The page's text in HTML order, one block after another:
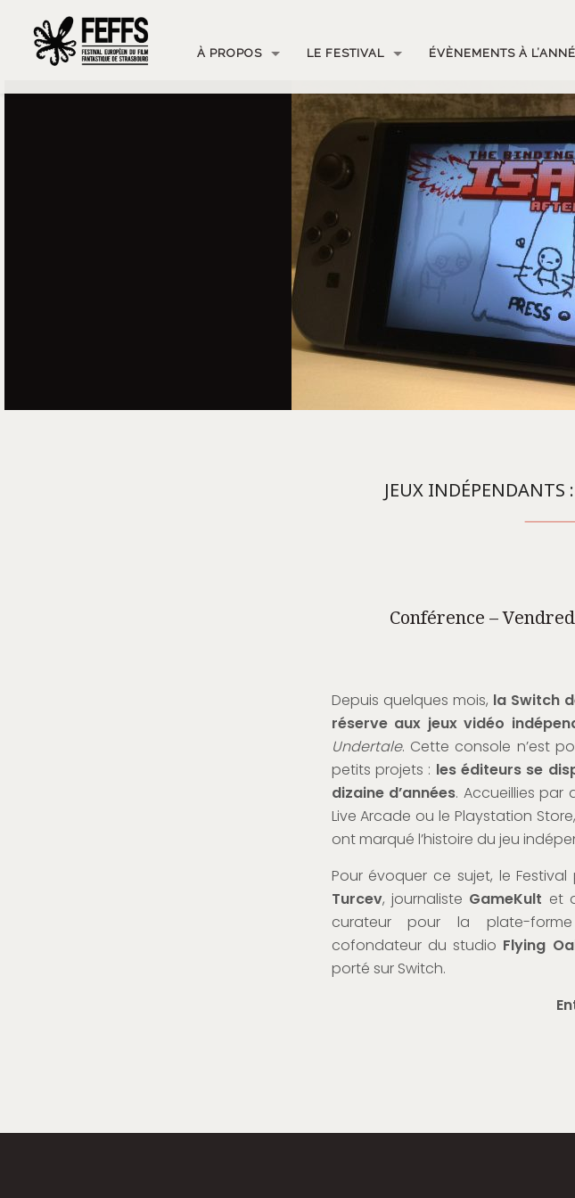
À PROPOS LE FESTIVAL ÉVÈNEMENTS À
JEUX INDÉPENDANTS
Conférence –
Depuis quelques mois, la Switch
réserve aux jeux vidéo
Undertale. Cette console n’est
petits projets : les éditeurs se
dizaine d’années. Accueillies par
Live Arcade ou le Playstation
ont marqué l’histoire du jeu
Pour évoquer ce sujet, le
Turcev, journaliste GameKult et
curateur pour la plate-
cofondateur du studio Flying
porté sur Switch.